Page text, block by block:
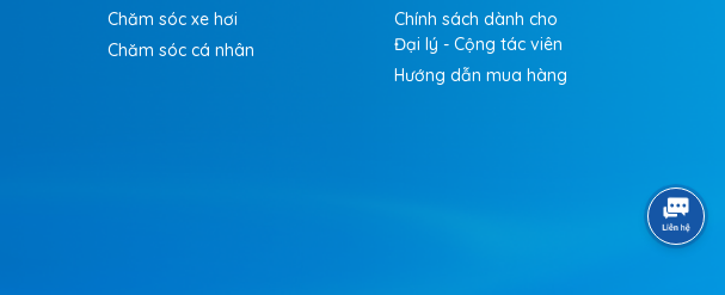
Chăm sóc xe hơi
Chăm sóc cá nhân
Chính sách dành cho
Đại lý - Cộng tác viên
Hướng dẫn mua hàng